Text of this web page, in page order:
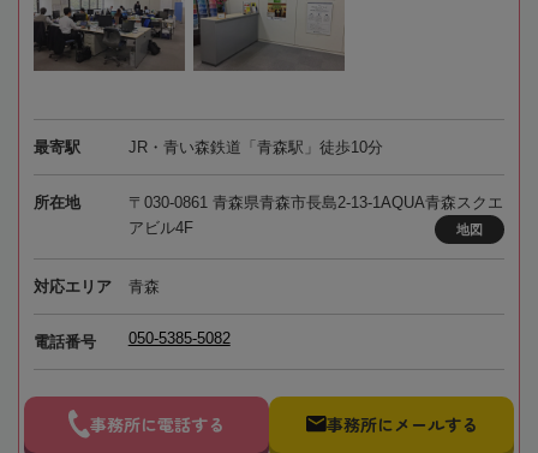
最寄駅 JR・青い森鉄道「青森駅」徒歩10分
所在地
〒030-0861 青森県青森市長島2-13-1AQUA青森スクエ
アビル4F
地図
対応エリア 青森
電話番号 050-5385-5082
事務所に電話する 事務所にメールする